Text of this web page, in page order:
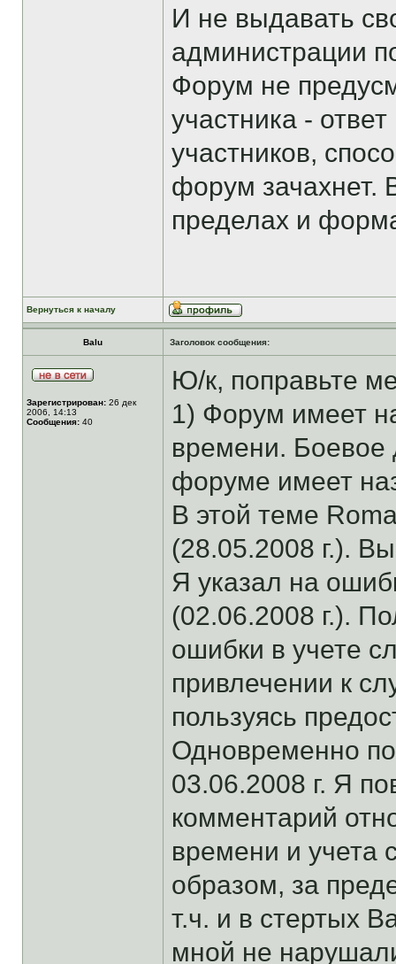
И не выдавать
администрации
Форум не
участника -
участников,
форум зачахнет.
пределах и
Вернуться к началу
Balu Заголовок сообщения:
Зарегистрирован: 26 дек
2006, 14:13
Сообщения: 40
Ю/к, поправьте
1) Форум имеет
времени. Боевое
форуме имеет
В этой теме
(28.05.2008 г.).
Я указал на
(02.06.2008 г.).
ошибки в учете
привлечении к
пользуясь
Одновременно
03.06.2008 г. Я
комментарий
времени и учета
образом, за
т.ч. и в стертых
мной не